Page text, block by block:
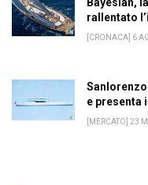
rallentato
[CRONACA] 6
e presenta
[MERCATO] 23